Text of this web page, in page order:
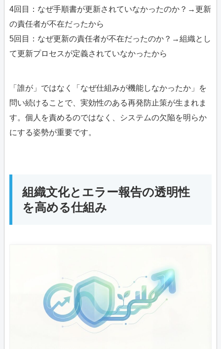
4回目：なぜ手順書が更新されていなかったのか？→更新
の責任者が不在だったから
5回目：なぜ更新の責任者が不在だったのか？→組織とし
て更新プロセスが定義されていなかったから
「誰が」ではなく「なぜ仕組みが機能しなかったか」を
問い続けることで、実効性のある再発防止策が生まれま
す。個人を責めるのではなく、システムの欠陥を明らか
にする姿勢が重要です。
組織文化とエラー報告の透明性
を高める仕組み